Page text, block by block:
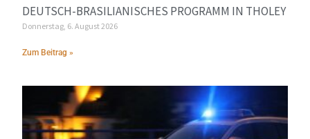
DEUTSCH-BRASILIANISCHES PROGRAMM IN THOLEY
Donnerstag, 6. August 2026
Zum Beitrag »